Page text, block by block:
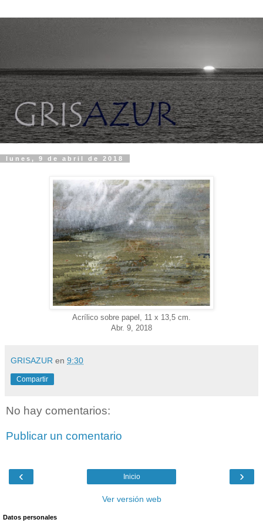
lunes, 9 de abril de 2018
Acrílico sobre papel, 11 x 13,5 cm.
Abr. 9, 2018
GRISAZUR en 9:30
Compartir
No hay comentarios:
Publicar un comentario
‹ ›
Inicio
Ver versión web
Datos personales